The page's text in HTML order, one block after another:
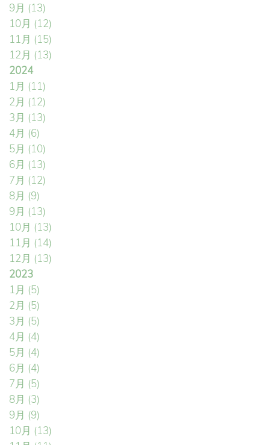
9月 (13)
10月 (12)
11月 (15)
12月 (13)
2024
1月 (11)
2月 (12)
3月 (13)
4月 (6)
5月 (10)
6月 (13)
7月 (12)
8月 (9)
9月 (13)
10月 (13)
11月 (14)
12月 (13)
2023
1月 (5)
2月 (5)
3月 (5)
4月 (4)
5月 (4)
6月 (4)
7月 (5)
8月 (3)
9月 (9)
10月 (13)